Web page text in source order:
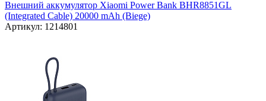
Внешний аккумулятор Xiaomi Power Bank BHR8851GL
(Integrated Cable) 20000 mAh (Biege)
Артикул: 1214801